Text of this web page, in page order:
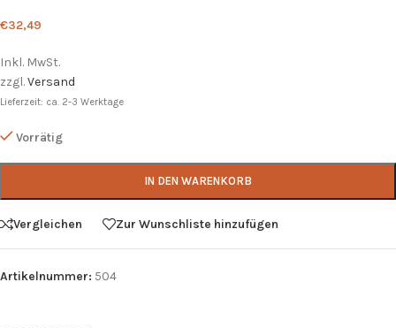
€32,49
Inkl. MwSt.
zzgl.Versand
Lieferzeit: ca. 2-3 Werktage
Vorrätig
IN DEN WARENKORB
Vergleichen Zur Wunschliste hinzufügen
Artikelnummer: 504